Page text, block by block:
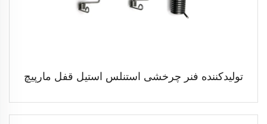
تولیدکننده فنر چرخشی استنلس استیل قفل مارپیچ